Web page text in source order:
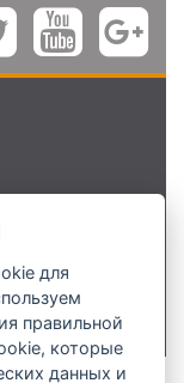
для
правильной
которые
данных и